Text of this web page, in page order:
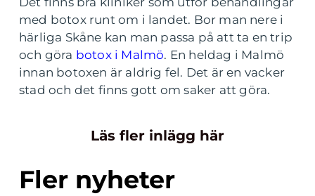
med botox runt om i landet. Bor man nere i
härliga Skåne kan man passa på att ta en trip
och göra botox i Malmö. En heldag i Malmö
innan botoxen är aldrig fel. Det är en vacker
stad och det finns gott om saker att göra.
Läs fler inlägg här
Fler nyheter